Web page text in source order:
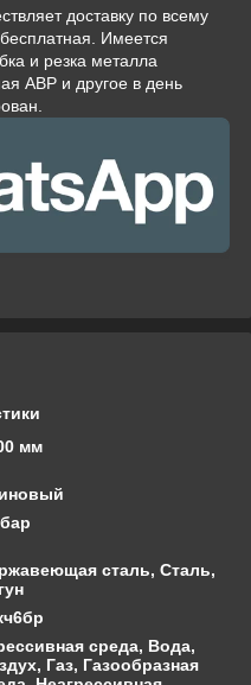
доставку по всему
Имеется
и резка металла
АВР и другое в день
мм
сталь, Сталь,
среда, Вода,
Газ, Газообразная